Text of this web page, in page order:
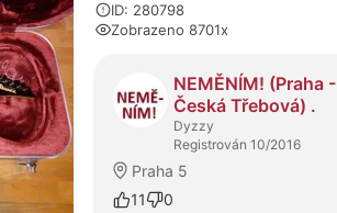
ID: 280798
Zobrazeno 8701x
NEMĚNÍM! (Praha -
Česká Třebová) .
Dyzzy
Registrován 10/2016
Praha 5
11
0